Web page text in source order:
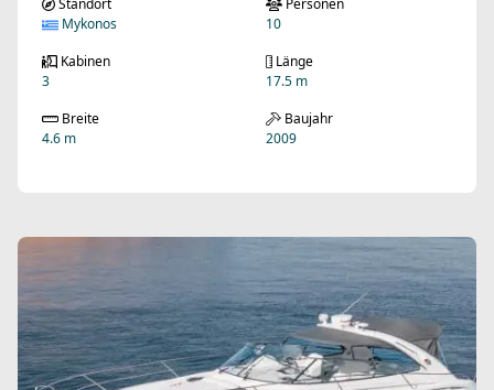
Standort
Mykonos
Personen
10
Kabinen
3
Länge
17.5 m
Breite
4.6 m
Baujahr
2009